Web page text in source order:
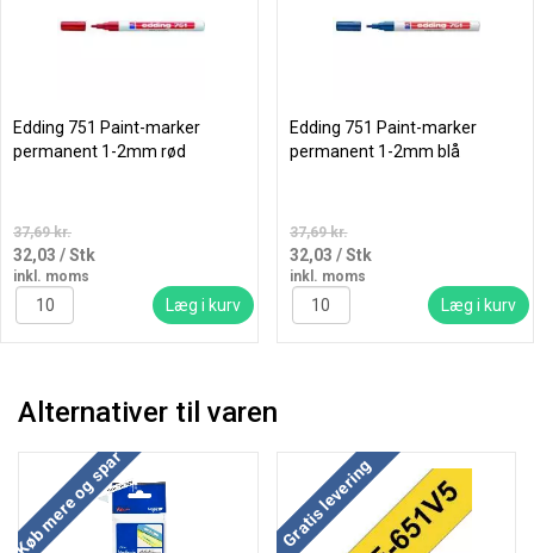
Edding 751 Paint-marker
permanent 1-2mm rød
37,69 kr.
32,03 / Stk
inkl. moms
Læg i kurv
Edding 751 Paint-marker
permanent 1-2mm blå
37,69 kr.
32,03 / Stk
inkl. moms
Læg i kurv
Alternativer til varen
Køb mere og spar Køb mere og spar
Gratis levering